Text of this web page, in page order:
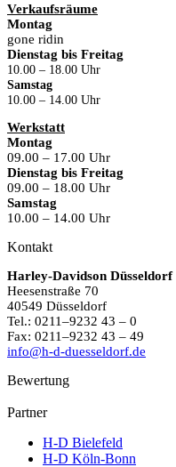
Verkaufsräume
Montag
gone ridin
Dienstag bis Freitag
10.00 – 18.00 Uhr
Samstag
10.00 – 14.00 Uhr
Werkstatt
Montag
09.00 – 17.00 Uhr
Dienstag bis Freitag
09.00 – 18.00 Uhr
Samstag
10.00 – 14.00 Uhr
Kontakt
Harley-Davidson Düsseldorf
Heesenstraße 70
40549 Düsseldorf
Tel.: 0211–9232 43 – 0
Fax: 0211–9232 43 – 49
info@h-d-duesseldorf.de
Bewertung
Partner
H-D Bielefeld
H-D Köln-Bonn